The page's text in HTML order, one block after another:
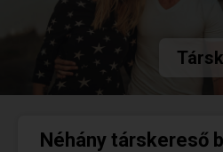
Néhány társkereső